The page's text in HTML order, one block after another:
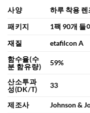
사양
하루 착용 렌
패키지
1팩 90개 들
재질
etafilcon A
함수율(수
분 함유량)
59%
산소투과
성(DK/T)
33
제조사
Johnson &